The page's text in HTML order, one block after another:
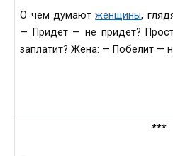
О чем думаютженщины,
— Придет — не придет?
заплатит? Жена: — Побелит —
***